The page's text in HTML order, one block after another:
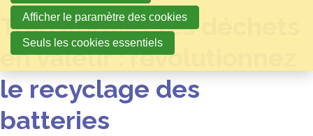
Transformez les déchets
en valeur : révolutionnez
le recyclage des
batteries
Afficher le paramètre des cookies
Seuls les cookies essentiels